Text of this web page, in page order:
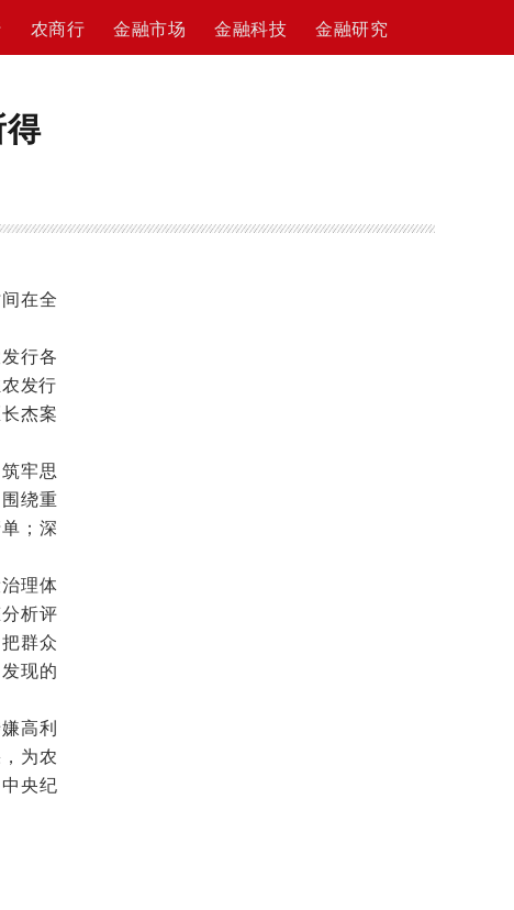
农商行 金融市场 金融科技 金融研究
在全
行各
发行
杰案
牢思
绕重
；深
理体
析评
群众
现的
高利
为农
央纪